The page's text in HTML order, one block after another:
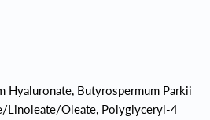
Hyaluronate, Butyrospermum Parkii
Linoleate/Oleate, Polyglyceryl-4